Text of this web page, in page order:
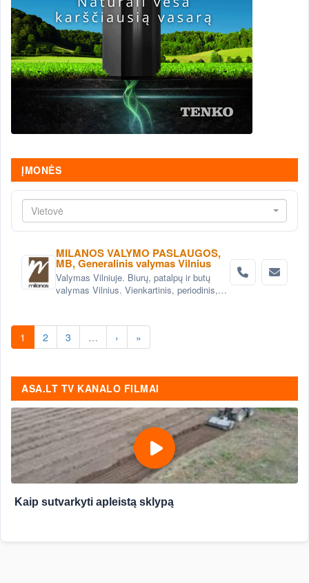
ĮMONĖS
Vietovė
MILANOS VALYMO PASLAUGOS,
MB, Generalinis valymas Vilnius
Valymas Vilniuje. Biurų, patalpų ir butų
valymas Vilnius. Vienkartinis, periodinis,
1 2 3 … › »
ASA.LT TV KANALO FILMAI
Kaip sutvarkyti apleistą sklypą